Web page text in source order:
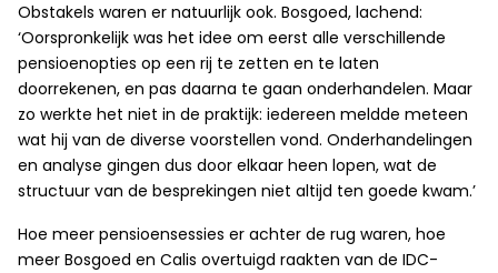
Obstakels waren er natuurlijk ook. Bosgoed, lachend:
‘Oorspronkelijk was het idee om eerst alle verschillende
pensioenopties op een rij te zetten en te laten
doorrekenen, en pas daarna te gaan onderhandelen. Maar
zo werkte het niet in de praktijk: iedereen meldde meteen
wat hij van de diverse voorstellen vond. Onderhandelingen
en analyse gingen dus door elkaar heen lopen, wat de
structuur van de besprekingen niet altijd ten goede kwam.’
Hoe meer pensioensessies er achter de rug waren, hoe
meer Bosgoed en Calis overtuigd raakten van de IDC-